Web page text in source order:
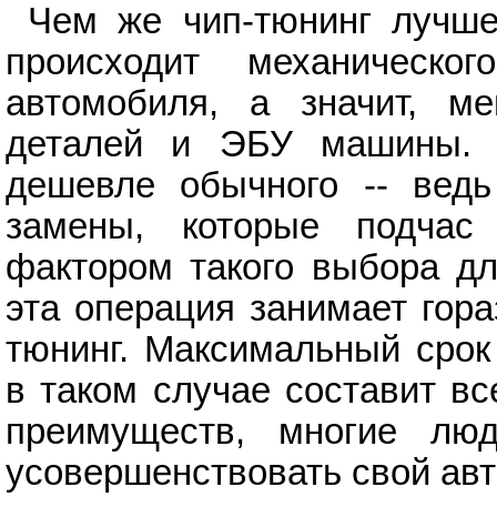
Чем же чип-тюнинг
происходит
автомобиля, а значит,
деталей и ЭБУ машины.
дешевле обычного --
замены, которые
фактором такого выбора
эта операция занимает
тюнинг. Максимальный
в таком случае составит
преимуществ, многие
усовершенствовать свой